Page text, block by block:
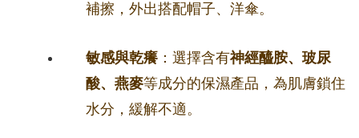
補擦，外出搭配帽子、洋傘。
敏感與乾癢 ：選擇含有神經醯胺、玻尿
酸、燕麥等成分的保濕產品，為肌膚鎖住
水分，緩解不適。